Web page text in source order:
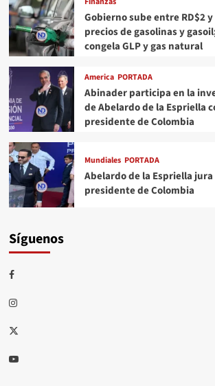
Gobierno sube entre RD$2 y
precios de gasolinas y
congela GLP y gas natural
America PORTADA
Abinader participa en la
de Abelardo de la Espriella
presidente de Colombia
Mundiales PORTADA
Abelardo de la Espriella jura
presidente de Colombia
Síguenos